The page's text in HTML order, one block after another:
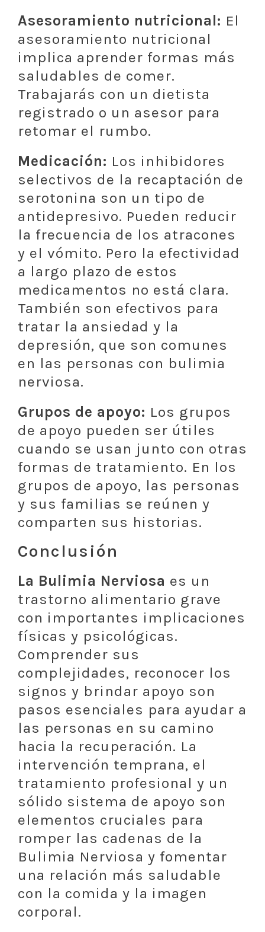
Asesoramiento nutricional: El
asesoramiento nutricional
implica aprender formas más
saludables de comer.
Trabajarás con un dietista
registrado o un asesor para
retomar el rumbo.
Medicación: Los inhibidores
selectivos de la recaptación de
serotonina son un tipo de
antidepresivo. Pueden reducir
la frecuencia de los atracones
y el vómito. Pero la efectividad
a largo plazo de estos
medicamentos no está clara.
También son efectivos para
tratar la ansiedad y la
depresión, que son comunes
en las personas con bulimia
nerviosa.
Grupos de apoyo: Los grupos
de apoyo pueden ser útiles
cuando se usan junto con otras
formas de tratamiento. En los
grupos de apoyo, las personas
y sus familias se reúnen y
comparten sus historias.
Conclusión
La Bulimia Nerviosa es un
trastorno alimentario grave
con importantes implicaciones
físicas y psicológicas.
Comprender sus
complejidades, reconocer los
signos y brindar apoyo son
pasos esenciales para ayudar a
las personas en su camino
hacia la recuperación. La
intervención temprana, el
tratamiento profesional y un
sólido sistema de apoyo son
elementos cruciales para
romper las cadenas de la
Bulimia Nerviosa y fomentar
una relación más saludable
con la comida y la imagen
corporal.